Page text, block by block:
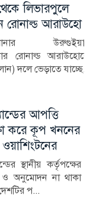
নিরাপদ
বদলাবে
চিত্র
স্বাস্থ্য খাতে গত
উল্লেখযোগ্য
ইউক্রেন
হামলায়
৩, আহত ১০
ও ইউক্রেনের মধ্যে
রাতভর পাল্টাপাল্টি
অন্তত তিনজন নিহত